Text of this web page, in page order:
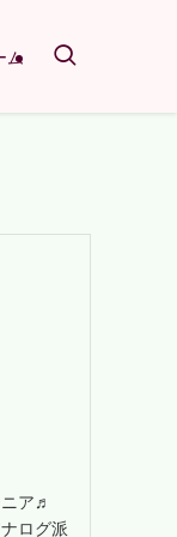
ム
ア♬
ログ派